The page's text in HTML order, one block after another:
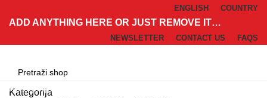
ENGLISH COUNTRY
ADD ANYTHING HERE OR JUST REMOVE IT…
NEWSLETTER CONTACT US FAQS
Kategorija
Kategorije